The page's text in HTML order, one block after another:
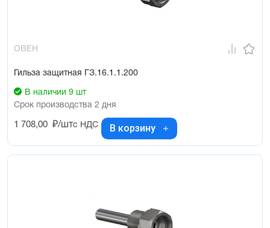
ОВЕН
Гильза защитная ГЗ.16.1.1.200
В наличии 9 шт
Срок производства 2 дня
1 708,00 ₽/штс НДС В корзину